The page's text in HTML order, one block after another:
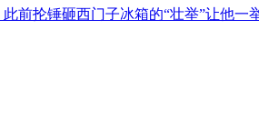
前抡锤砸西门子冰箱的“壮举”让他